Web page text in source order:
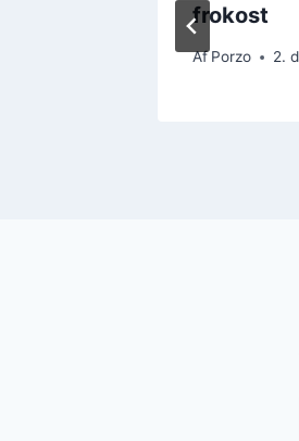
frokost
Af Porzo 2.